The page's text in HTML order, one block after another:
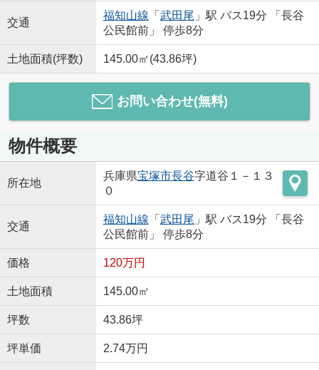
交通
福知山線 「 武田尾 」駅 バス19分 「長谷
公民館前」 停歩8分
土地面積(坪数) 145.00㎡(43.86坪)
お問い合わせ(無料)
物件概要
所在地
兵庫県宝塚市長谷字道谷１－１３
０
交通
福知山線 「 武田尾 」駅 バス19分 「長谷
公民館前」 停歩8分
価格 120万円
土地面積 145.00㎡
坪数 43.86坪
坪単価 2.74万円